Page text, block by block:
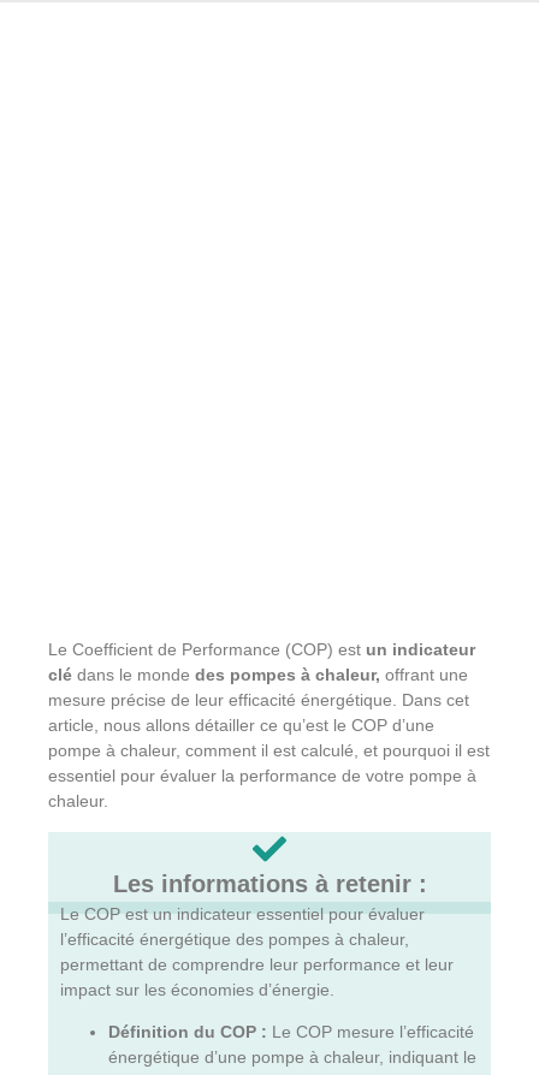
Le Coefficient de Performance (COP) est un indicateur
clé dans le monde des pompes à chaleur, offrant une
mesure précise de leur efficacité énergétique. Dans cet
article, nous allons détailler ce qu’est le COP d’une
pompe à chaleur, comment il est calculé, et pourquoi il est
essentiel pour évaluer la performance de votre pompe à
chaleur.
Les informations à retenir :
Le COP est un indicateur essentiel pour évaluer
l’efficacité énergétique des pompes à chaleur,
permettant de comprendre leur performance et leur
impact sur les économies d’énergie.
Définition du COP : Le COP mesure l’efficacité
énergétique d’une pompe à chaleur, indiquant le